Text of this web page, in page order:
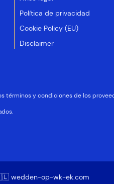
Política de privacidad
Cookie Policy (EU)
Disclaimer
términos y condiciones de los
wedden-op-wk-ek.com